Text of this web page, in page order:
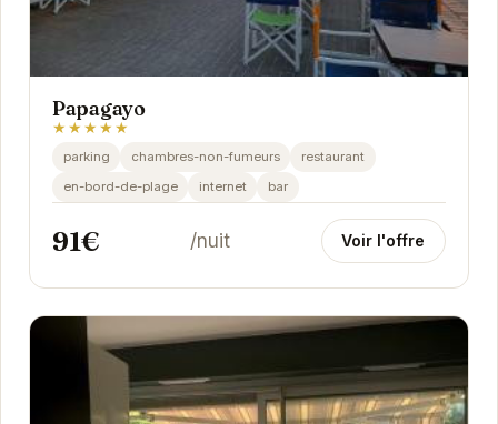
Papagayo
★★★★★
parking chambres-non-fumeurs
restaurant
en-bord-de-plage
internet bar
91€ /nuit Voir l'offre